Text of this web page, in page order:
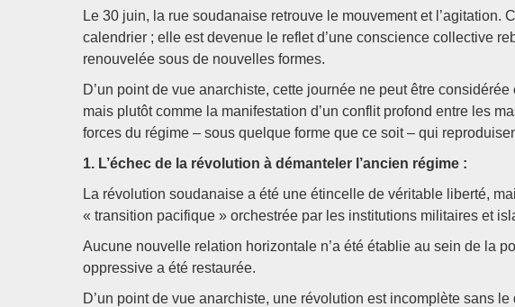
Le 30 juin, la rue soudanaise retrouve le mouvement et l’agitation.
calendrier ; elle est devenue le reflet d’une conscience collective
renouvelée sous de nouvelles formes.
D’un point de vue anarchiste, cette journée ne peut être
mais plutôt comme la manifestation d’un conflit profond entre les
forces du régime – sous quelque forme que ce soit – qui
1. L’échec de la révolution à démanteler l’ancien régime :
La révolution soudanaise a été une étincelle de véritable liberté,
« transition pacifique » orchestrée par les institutions militaires et
Aucune nouvelle relation horizontale n’a été établie au sein de la
oppressive a été restaurée.
D’un point de vue anarchiste, une révolution est incomplète sans